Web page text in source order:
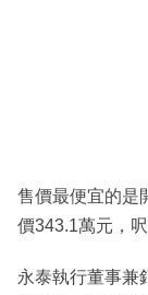
售價最便宜的是
價343.1萬元，
永泰執行董事兼